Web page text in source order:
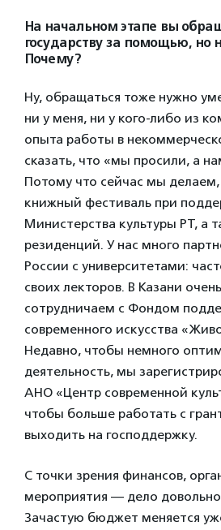
На начальном этапе вы
государству за помощью, но
Почему?
Ну, обращаться тоже нужно
ни у меня, ни у кого-либо из
опыта работы в
сказать, что «мы просили, а
Потому что сейчас мы
книжный фестиваль при
Министерства культуры РТ, а
резиденций. У нас много
России с университетами:
своих лекторов. В Казани
сотрудничаем с Фондом
современного искусства
Недавно, чтобы немного
деятельность, мы
АНО «Центр современной
чтобы больше работать с
выходить на господдержку.
С точки зрения финансов,
мероприятия — дело
Зачастую бюджет меняется